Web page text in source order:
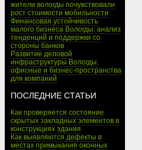
жители вологды почувствовали
рост стоимости мобильности
Финансовая устойчивость
малого бизнеса Вологды: анализ
тенденций и поддержки со
стороны банков
Развитие деловой
инфраструктуры Вологды:
офисные и бизнес-пространства
для компаний
ПОСЛЕДНИЕ СТАТЬИ
Как проверяется состояние
скрытых закладных элементов в
конструкциях здания
Как выявляются дефекты в
местах примыкания оконных